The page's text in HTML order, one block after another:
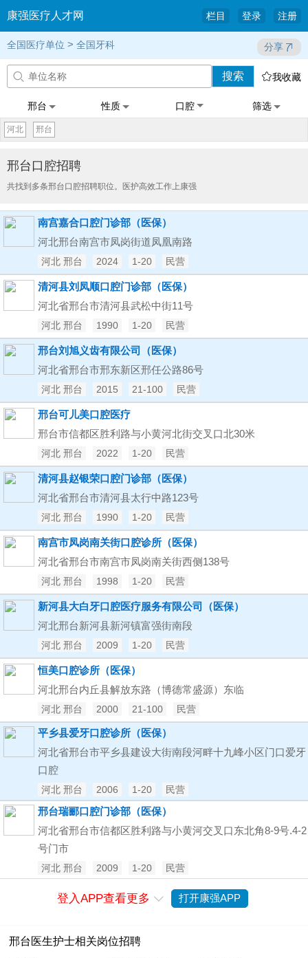
康强医疗人才网 栏目 登录 注册
全国医疗单位 > 全国牙科 分享
 搜索 我收藏
邢台 性质 口腔 筛选
河北 邢台
邢台口腔招聘
共找到多条邢台口腔招聘职位。医护高效工作上康强
南宫嘉合口腔门诊部（医保）
河北邢台南宫市凤岗街道凤凰南路
河北 邢台 2024 1-20 民营
清河县刘凤顺口腔门诊部（医保）
河北省邢台市清河县武松中街11号
河北 邢台 1990 1-20 民营
邢台刘旭义齿有限公司（医保）
河北省邢台市邢东新区邢任公路86号
河北 邢台 2015 21-100 民营
邢台可儿美口腔医疗
邢台市信都区胜利路与小黄河北街交叉口北30米
河北 邢台 2022 1-20 民营
清河县赵银荣口腔门诊部（医保）
河北省邢台市清河县太行中路123号
河北 邢台 1990 1-20 民营
南宫市凤岗南关街口腔诊所（医保）
河北省邢台市南宫市凤岗南关街西侧138号
河北 邢台 1998 1-20 民营
新河县大白牙口腔医疗服务有限公司（医保）
河北邢台新河县新河镇富强街南段
河北 邢台 2009 1-20 民营
恒美口腔诊所（医保）
河北邢台内丘县解放东路（博德常盛源）东临
河北 邢台 2000 21-100 民营
平乡县爱牙口腔诊所（医保）
河北省邢台市平乡县建设大街南段河畔十九峰小区门口爱牙
口腔
河北 邢台 2006 1-20 民营
邢台瑞郦口腔门诊部（医保）
河北省邢台市信都区胜利路与小黄河交叉口东北角8-9号.4-2
号门市
河北 邢台 2009 1-20 民营
登入APP查看更多  打开康强APP
邢台医生护士相关岗位招聘